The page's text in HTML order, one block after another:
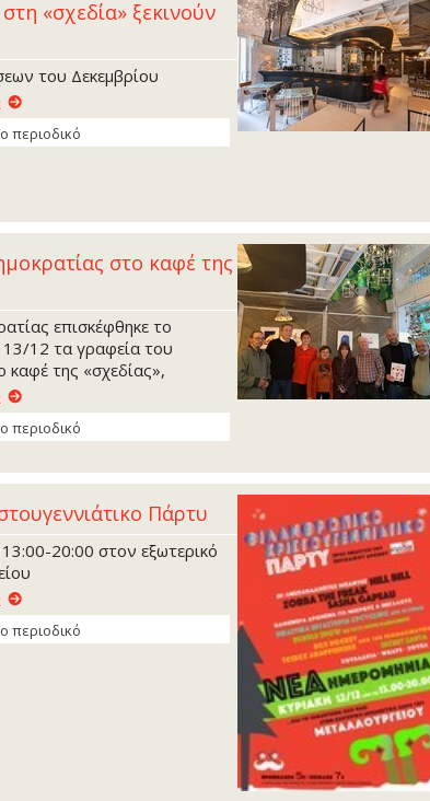
«σχεδία» ξεκινούν
του Δεκεμβρίου
περιοδικό
στο καφέ της
επισκέφθηκε το
13/12 τα γραφεία του
καφέ της «σχεδίας»,
περιοδικό
Πάρτυ
20:00 στον εξωτερικό
περιοδικό